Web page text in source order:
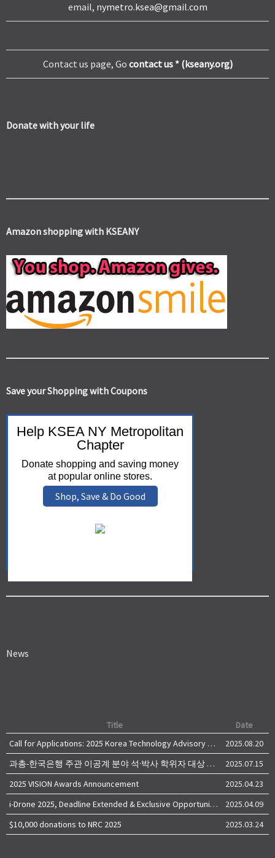
email, nymetro.ksea@gmail.com
Contact us page, Go contact us * (kseany.org)
Donate with your life
Amazon shopping with KSEANY
Save your Shopping with Coupons
Help KSEA NY Metropolitan
Chapter
Donate shopping and saving money
at popular online stores.
Shop, Save & Do Good
News
Title
Date
Call for Applications: 2025 Korea Technology Advisory Group (K-TAG)
2025.08.20
과총-한국은행 주관 이공계 분야 석·박사 학위자 대상 서베이
2025.07.15
2025 VISION Awards Announcement
2025.04.23
i-Drone 2025, Deadline Extended & Exclusive Opportunity to Travel to Korea!
2025.04.09
$10,000 donations to NRC 2025
2025.03.24